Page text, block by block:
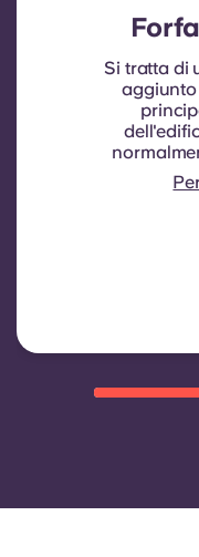
Si tratta di
inquilini.